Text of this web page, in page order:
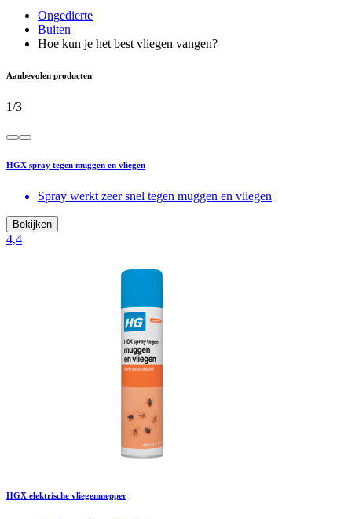
Ongedierte
Buiten
Hoe kun je het best vliegen vangen?
Aanbevolen producten
1/3
HGX spray tegen muggen en vliegen
Spray werkt zeer snel tegen muggen en vliegen
Bekijken
4,4
HGX elektrische vliegenmepper